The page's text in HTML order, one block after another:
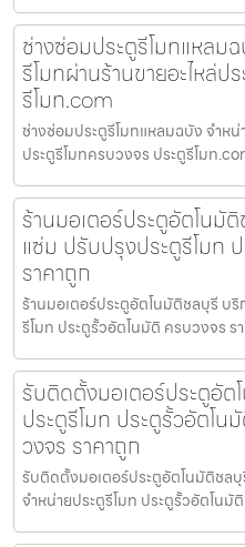
ช่างซ่อมประตูรีโมทแหลม
รีโมทผ่านร้านขายอะไหล่ป
รีโมท.com
ช่างซ่อมประตูรีโมทแหลมฉบัง จำหน่
ประตูรีโมทครบวงจร ประตูรีโมท
ร้านมอเตอร์ประตูอัตโน
แซ่ม ปรับปรุงประตูรีโมท
ราคาถูก
ร้านมอเตอร์ประตูอัตโนมัติชลบุรี บ
รีโมท ประตูรั้วอัตโนมัติ ครบวงจร
รับติดตั้งมอเตอร์ประตูอั
ประตูรีโมท ประตูรั้วอัตโน
วงจร ราคาถูก
รับติดตั้งมอเตอร์ประตูอัตโนมัติชล
จำหน่ายประตูรีโมท ประตูรั้วอัตโนมั